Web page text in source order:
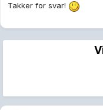
Takker for svar!